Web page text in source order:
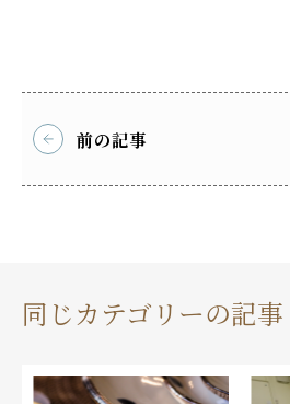
前の記事
同じカテゴリーの記事